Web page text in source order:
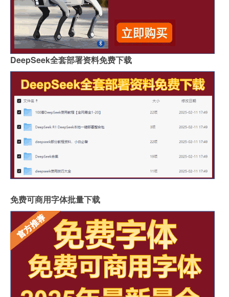
DeepSeek全套部署资料免费下载
免费可商用字体批量下载